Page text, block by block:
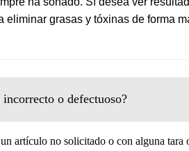
grasas y tóxinas de forma
o defectuoso?
artículo no solicitado o con alguna